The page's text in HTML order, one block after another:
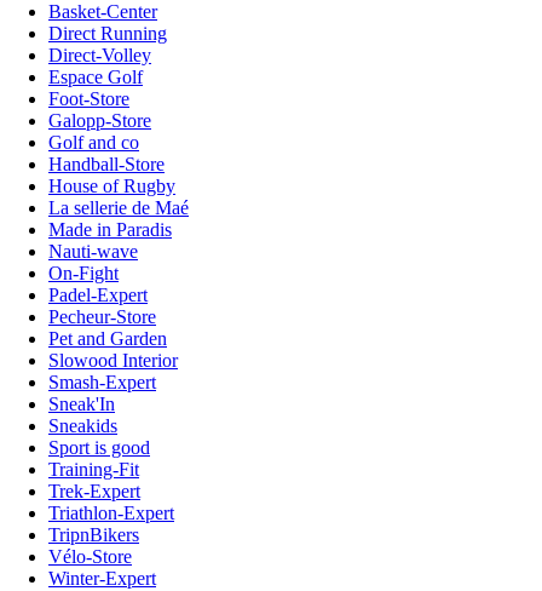
Basket-Center
Direct Running
Direct-Volley
Espace Golf
Foot-Store
Galopp-Store
Golf and co
Handball-Store
House of Rugby
La sellerie de Maé
Made in Paradis
Nauti-wave
On-Fight
Padel-Expert
Pecheur-Store
Pet and Garden
Slowood Interior
Smash-Expert
Sneak'In
Sneakids
Sport is good
Training-Fit
Trek-Expert
Triathlon-Expert
TripnBikers
Vélo-Store
Winter-Expert